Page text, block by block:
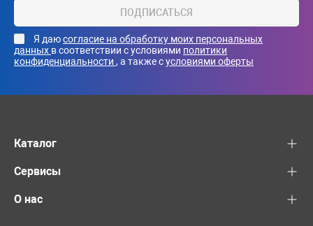
ПОДПИСАТЬСЯ
Я даюсогласие на обработку моих персональных
данных в соответствии с условиями политики
конфиденциальности , а также сусловиями оферты
Каталог
Сервисы
О нас